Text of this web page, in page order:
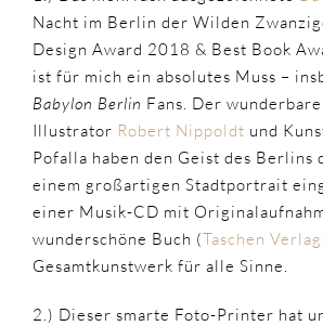
Nacht im Berlin der Wilden
Design Award 2018 & Best Book
ist für mich ein absolutes Muss –
Babylon Berlin Fans. Der
Illustrator Robert Nippoldt und
Pofalla haben den Geist des Berlins
einem großartigen Stadtportrait
einer Musik-CD mit
wunderschöne Buch (Taschen Verlag
Gesamtkunstwerk für alle Sinne.
2.) Dieser smarte Foto-Printer hat